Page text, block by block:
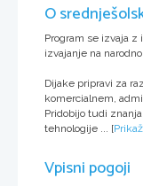
O
Program se izvaja
izvajanje na
Dijake pripravi za
komercialnem,
Pridobijo tudi
tehnologije ... [
Vpisni pogoji